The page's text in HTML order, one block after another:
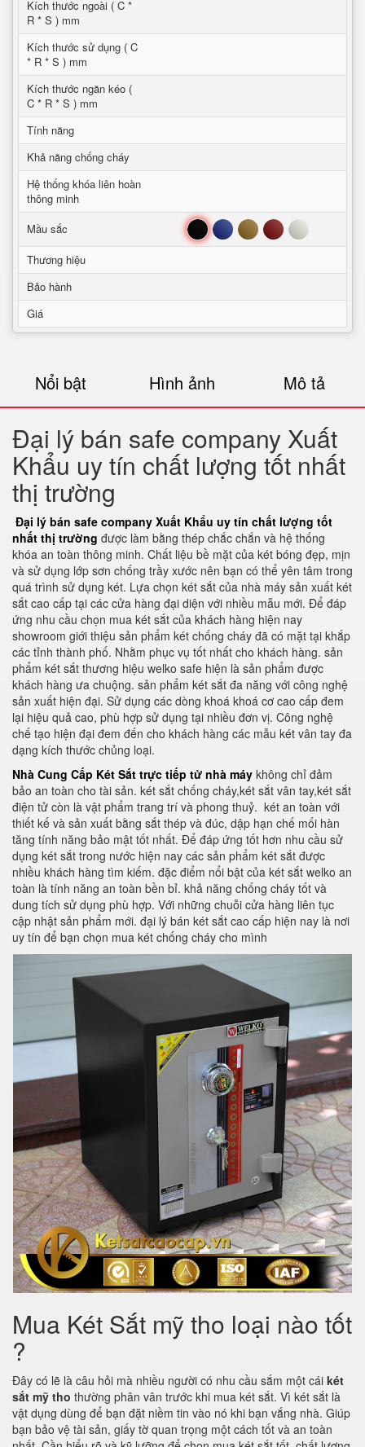
Kích thước ngoài ( C *
R * S ) mm
Kích thước sử dụng ( C
* R * S ) mm
Kích thước ngăn kéo (
C * R * S ) mm
Tính năng
Khả năng chống cháy
Hệ thống khóa liên hoàn
thông minh
Mầu sắc
Đen Xanh Nâu Đỏ Trắng
Thương hiệu
Bảo hành
Giá
Nổi bật Hình ảnh Mô tả
Đại lý bán safe company Xuất
Khẩu uy tín chất lượng tốt nhất
thị trường
Đại lý bán safe company Xuất Khẩu uy tín chất lượng tốt
nhất thị trường được làm bằng thép chắc chắn và hệ thống
khóa an toàn thông minh. Chất liệu bề mặt của két bóng đẹp, mịn
và sử dụng lớp sơn chống trầy xước nên bạn có thể yên tâm trong
quá trình sử dụng két. Lựa chọn két sắt của nhà máy sản xuất két
sắt cao cấp tại các cửa hàng đại diện với nhiều mẫu mới. Để đáp
ứng nhu cầu chọn mua két sắt của khách hàng hiện nay
showroom giới thiệu sản phẩm két chống cháy đã có mặt tại khắp
các tỉnh thành phố. Nhằm phục vụ tốt nhất cho khách hàng. sản
phẩm két sắt thương hiệu welko safe hiện là sản phẩm được
khách hàng ưa chuộng. sản phẩm két sắt đa năng với công nghệ
sản xuất hiện đại. Sử dụng các dòng khoá khoá cơ cao cấp đem
lại hiệu quả cao, phù hợp sử dụng tại nhiều đơn vị. Công nghệ
chế tạo hiện đại đem đến cho khách hàng các mẫu két vân tay đa
dạng kích thước chủng loại.
Nhà Cung Cấp Két Sắt trực tiếp tử nhà máy không chỉ đảm
bảo an toàn cho tài sản. két sắt chống cháy,két sắt vân tay,két sắt
điện tử còn là vật phẩm trang trí và phong thuỷ. két an toàn với
thiết kế và sản xuất bằng sắt thép và đúc, dập hạn chế mối hàn
tăng tính năng bảo mật tốt nhất. Để đáp ứng tốt hơn nhu cầu sử
dụng két sắt trong nước hiện nay các sản phẩm két sắt được
nhiều khách hàng tìm kiếm. đặc điểm nổi bật của két sắt welko an
toàn là tính năng an toàn bền bỉ. khả năng chống cháy tốt và
dung tích sử dụng phù hợp. Với những chuỗi cửa hàng liên tục
cập nhật sản phẩm mới. đại lý bán két sắt cao cấp hiện nay là nơi
uy tín để bạn chọn mua két chống cháy cho mình
Mua Két Sắt mỹ tho loại nào tốt
?
Đây có lẽ là câu hỏi mà nhiều người có nhu cầu sắm một cái két
sắt mỹ tho thường phân vân trước khi mua két sắt. Vì két sắt là
vật dụng dùng để bạn đặt niềm tin vào nó khi bạn vắng nhà. Giúp
bạn bảo vệ tài sản, giấy tờ quan trọng một cách tốt và an toàn